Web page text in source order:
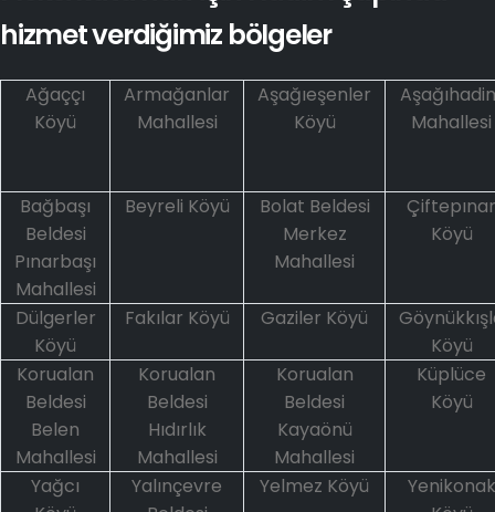
hizmet verdiğimiz bölgeler
Ağaççı
Köyü
Armağanlar
Mahallesi
Aşağıeşenler
Köyü
Mahallesi
Bağbaşı
Beldesi
Pınarbaşı
Mahallesi
Beyreli Köyü
Bolat Beldesi
Merkez
Mahallesi
Çiftepınar
Köyü
Dülgerler
Köyü
Fakılar Köyü Gaziler Köyü
Köyü
Korualan
Beldesi
Belen
Mahallesi
Korualan
Beldesi
Hıdırlık
Mahallesi
Korualan
Beldesi
Kayaönü
Mahallesi
Küplüce
Köyü
Yağcı
Yalınçevre
Yelmez Köyü
Yenikonak